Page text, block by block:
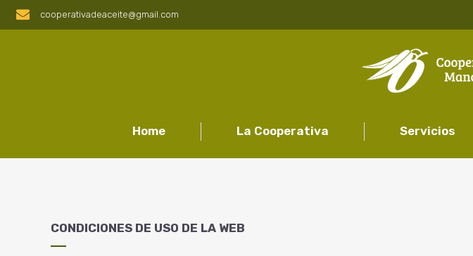
cooperativadeaceite@gmail.com
Home La Cooperativa Servicios
CONDICIONES DE USO DE LA WEB